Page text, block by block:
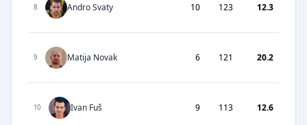
8 Andro Svaty 10 123 12.3
9 Matija Novak 6 121 20.2
10 Ivan Fuš 9 113 12.6